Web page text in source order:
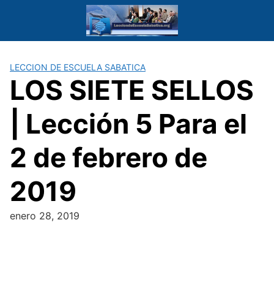
LECCION DE ESCUELA SABATICA
LOS SIETE SELLOS
| Lección 5 Para el
2 de febrero de
2019
enero 28, 2019